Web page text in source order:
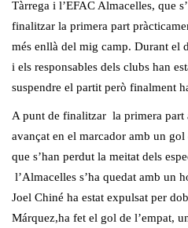
Tàrrega i l’EFAC Almacelles, que
finalitzar la primera part
més enllà del mig camp. Durant el
i els responsables dels clubs han
suspendre el partit però finalment
A punt de finalitzar la primera part
avançat en el marcador amb un
que s’han perdut la meitat dels
l’Almacelles s’ha quedat amb un
Joel Chiné ha estat expulsat per
Márquez,ha fet el gol de l’empat,